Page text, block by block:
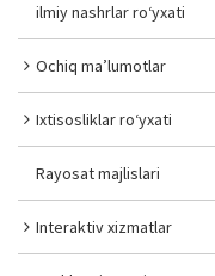
ilmiy nashrlar ro‘yxati
Ochiq ma’lumotlar
Ixtisosliklar ro‘yxati
Rayosat majlislari
Interaktiv xizmatlar